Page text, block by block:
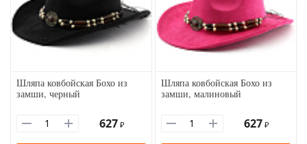
Шляпа ковбойская Бохо из
замши, черный
627 ₽
Шляпа ковбойская Бохо из
замши, малиновый
627 ₽